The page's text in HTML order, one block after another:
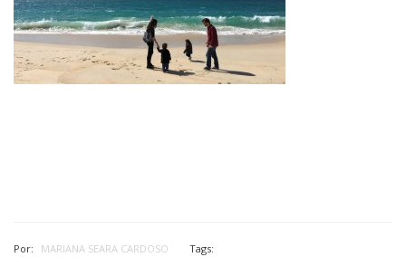
Por: MARIANA SEARA CARDOSO Tags: